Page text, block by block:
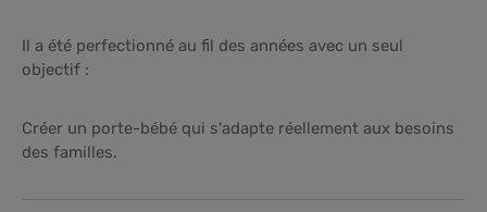
Il a été perfectionné au fil des années avec un seul
objectif :
Créer un porte-bébé qui s'adapte réellement aux besoins
des familles.